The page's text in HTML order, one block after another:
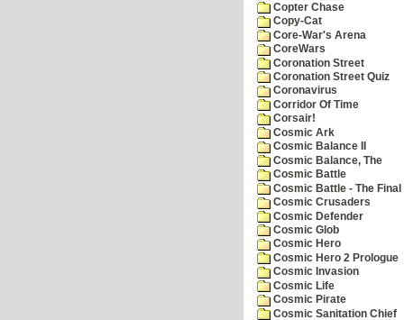
Copter Chase
Copy-Cat
Core-War's Arena
CoreWars
Coronation Street
Coronation Street Quiz
Coronavirus
Corridor Of Time
Corsair!
Cosmic Ark
Cosmic Balance II
Cosmic Balance, The
Cosmic Battle
Cosmic Battle - The
Cosmic Crusaders
Cosmic Defender
Cosmic Glob
Cosmic Hero
Cosmic Hero 2 Prologue
Cosmic Invasion
Cosmic Life
Cosmic Pirate
Cosmic Sanitation Chief